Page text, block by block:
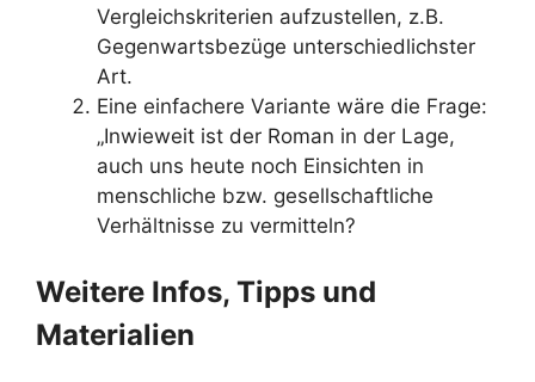
Vergleichskriterien aufzustellen, z.B.
Gegenwartsbezüge unterschiedlichster
Art.
Eine einfachere Variante wäre die Frage:
„Inwieweit ist der Roman in der Lage,
auch uns heute noch Einsichten in
menschliche bzw. gesellschaftliche
Verhältnisse zu vermitteln?
Weitere Infos, Tipps und
Materialien